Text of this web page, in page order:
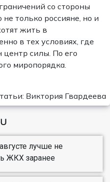
со стороны
только россияне, но и
жить в
в тех условиях, где
центр силы. По его
миропорядка.
Виктория Гвардеева
лучше не
ЖКХ заранее